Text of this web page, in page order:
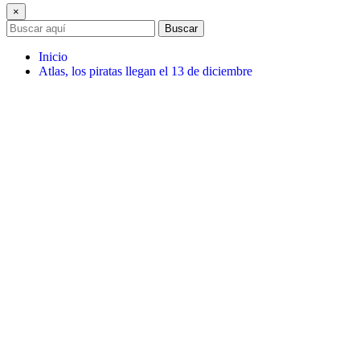
×
Buscar
Inicio
Atlas, los piratas llegan el 13 de diciembre